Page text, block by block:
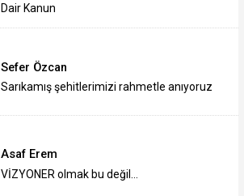
Dair Kanun
Sefer Özcan
Sarıkamış şehitlerimizi rahmetle anıyoruz
Asaf Erem
VİZYONER olmak bu değil…